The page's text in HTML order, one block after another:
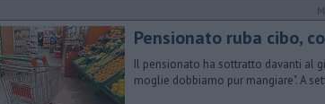
Pensionato ruba cibo,
Il pensionato ha sottratto davanti al
moglie dobbiamo pur mangiare". A